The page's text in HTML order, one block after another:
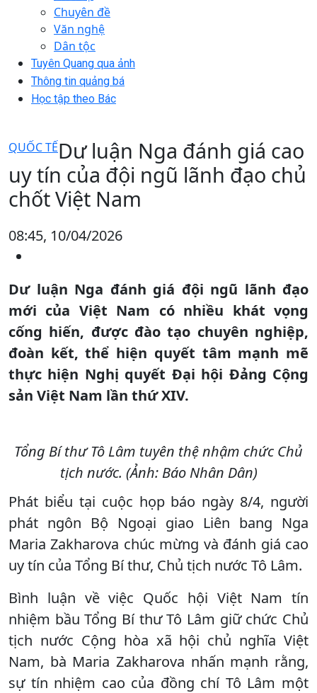
Chuyên đề
Văn nghệ
Dân tộc
Tuyên Quang qua ảnh
Thông tin quảng bá
Học tập theo Bác
QUỐC TẾDư luận Nga đánh giá cao
uy tín của đội ngũ lãnh đạo chủ
chốt Việt Nam
08:45, 10/04/2026
Dư luận Nga đánh giá đội ngũ lãnh đạo
mới của Việt Nam có nhiều khát vọng
cống hiến, được đào tạo chuyên nghiệp,
đoàn kết, thể hiện quyết tâm mạnh mẽ
thực hiện Nghị quyết Đại hội Đảng Cộng
sản Việt Nam lần thứ XIV.
Tổng Bí thư Tô Lâm tuyên thệ nhậm chức Chủ
tịch nước. (Ảnh: Báo Nhân Dân)
Phát biểu tại cuộc họp báo ngày 8/4, người
phát ngôn Bộ Ngoại giao Liên bang Nga
Maria Zakharova chúc mừng và đánh giá cao
uy tín của Tổng Bí thư, Chủ tịch nước Tô Lâm.
Bình luận về việc Quốc hội Việt Nam tín
nhiệm bầu Tổng Bí thư Tô Lâm giữ chức Chủ
tịch nước Cộng hòa xã hội chủ nghĩa Việt
Nam, bà Maria Zakharova nhấn mạnh rằng,
sự tín nhiệm cao của đồng chí Tô Lâm một